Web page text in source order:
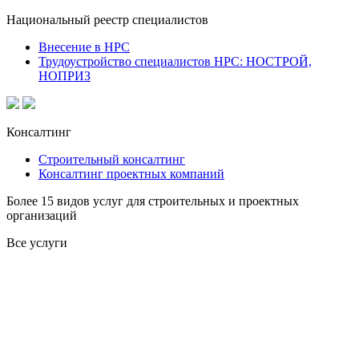
Национальный реестр специалистов
Внесение в НРС
Трудоустройство специалистов НРС: НОСТРОЙ,
НОПРИЗ
Консалтинг
Строительный консалтинг
Консалтинг проектных компаний
Более 15 видов услуг для строительных и проектных
организаций
Все услуги